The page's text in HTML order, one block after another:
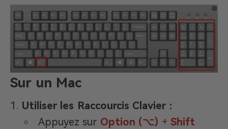
Sur un Mac
Utiliser les Raccourcis Clavier :
Appuyez sur Option (⌥) +Shift